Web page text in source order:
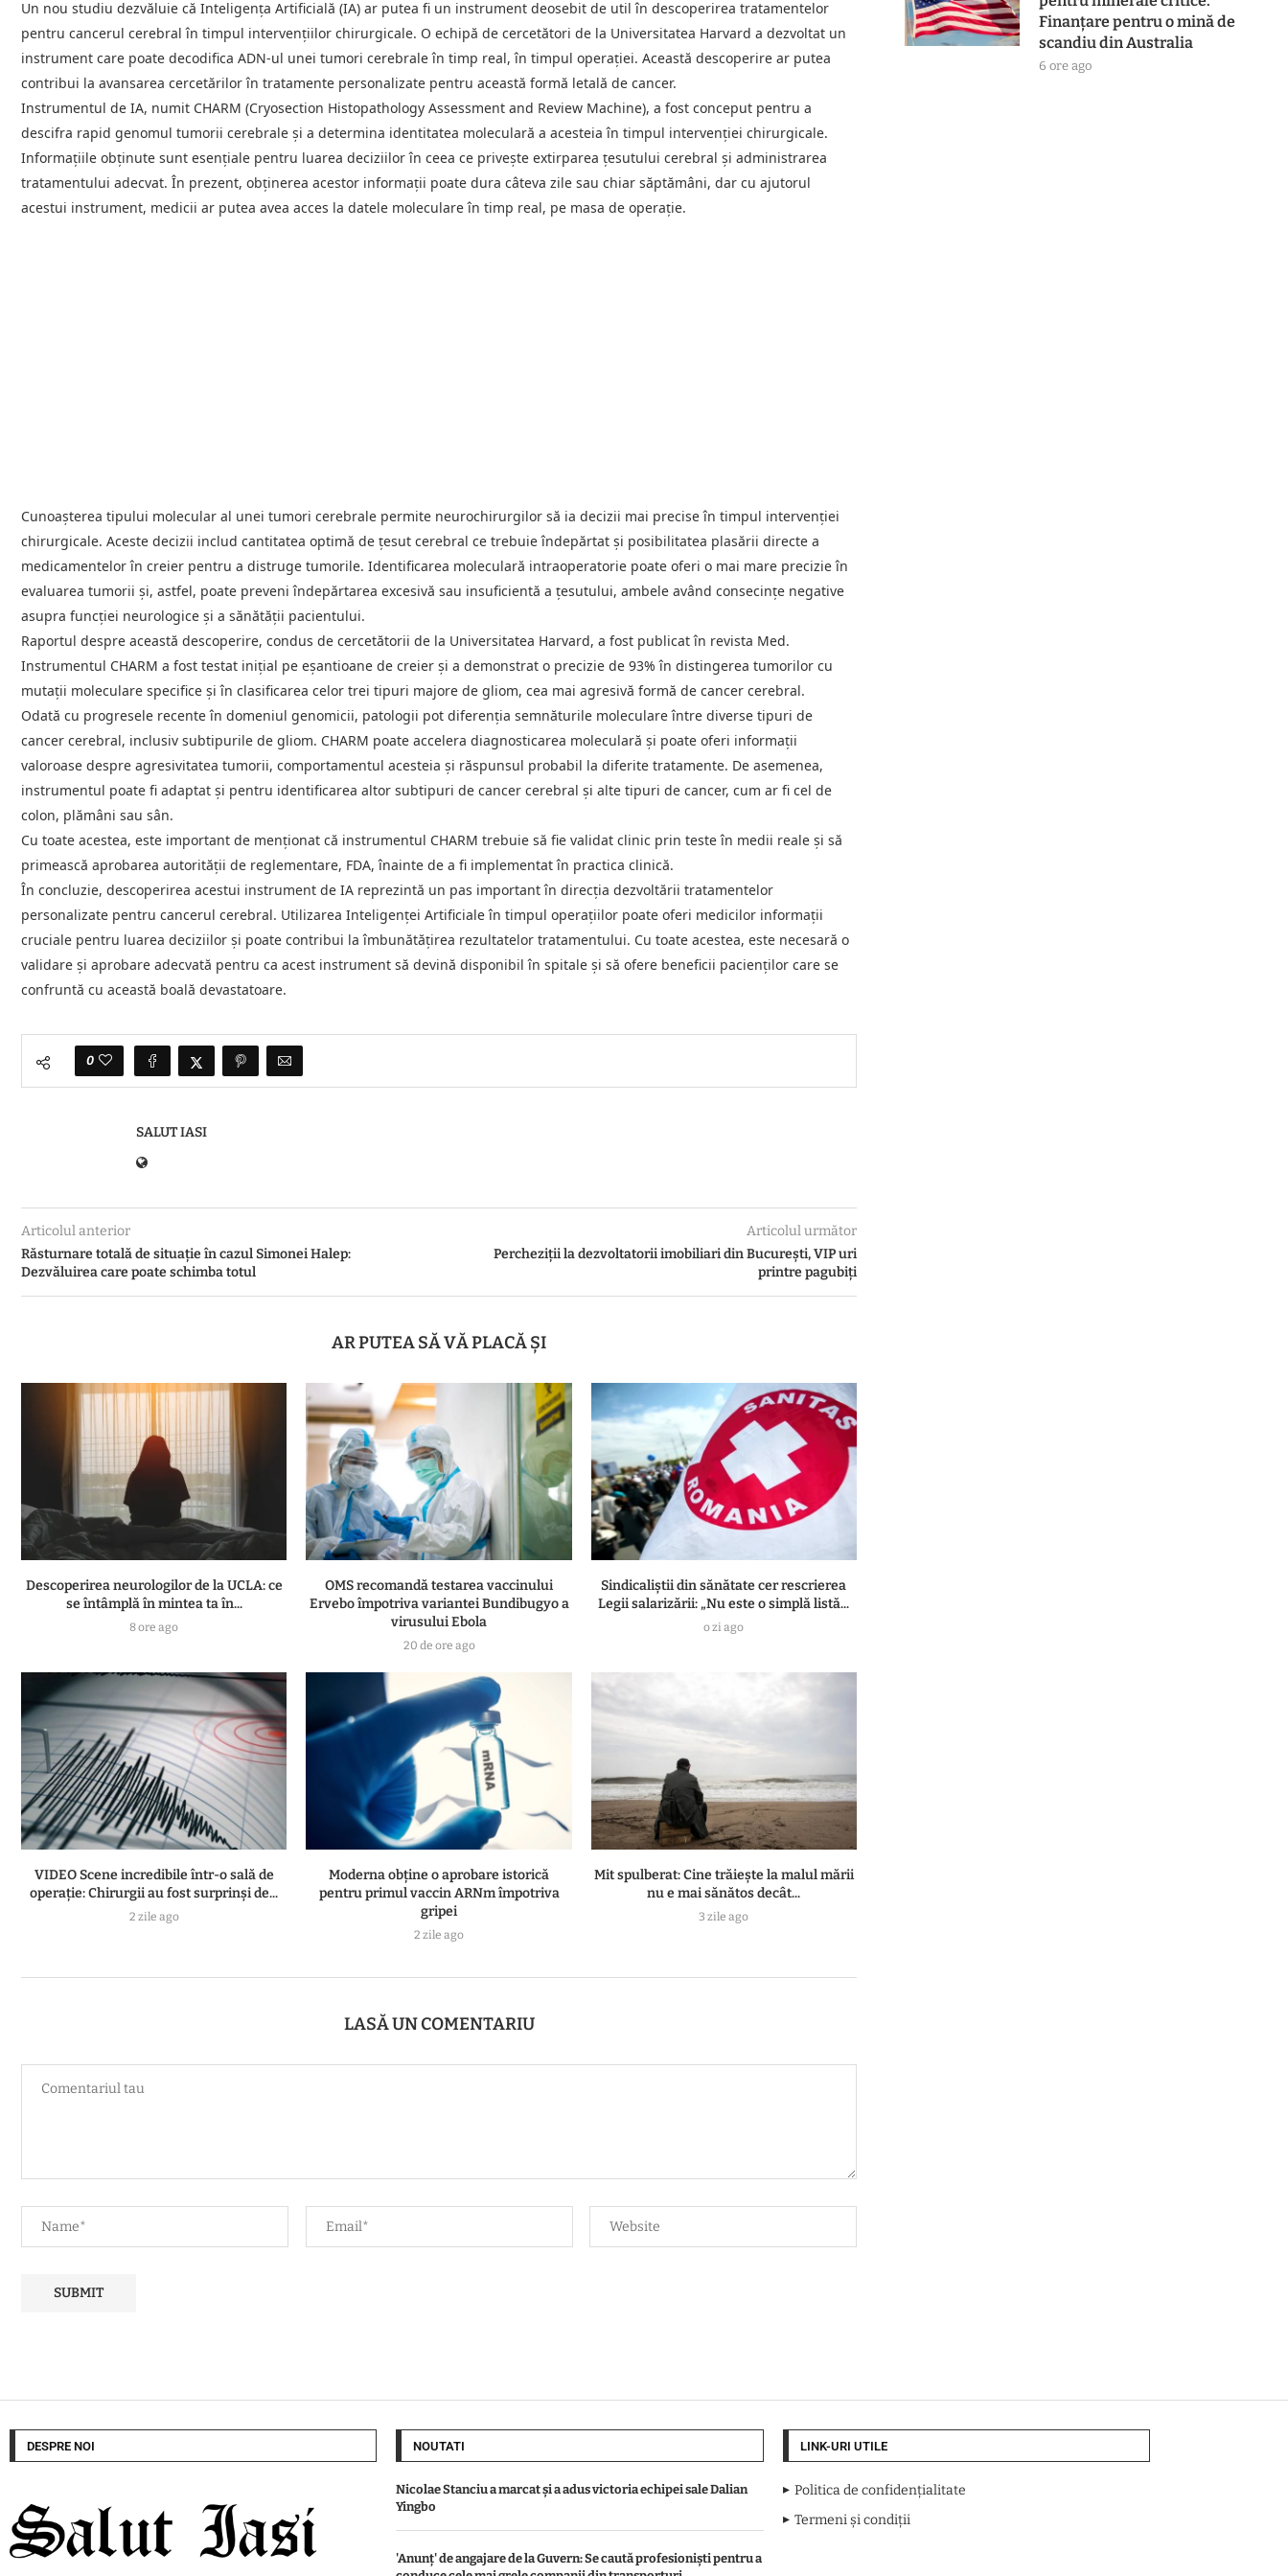
Un nou studiu dezvăluie că Inteligența Artificială (IA) ar putea fi un instrument deosebit de util în descoperirea tratamentelor
pentru cancerul cerebral în timpul intervențiilor chirurgicale. O echipă de cercetători de la Universitatea Harvard a dezvoltat un
instrument care poate decodifica ADN-ul unei tumori cerebrale în timp real, în timpul operației. Această descoperire ar putea
contribui la avansarea cercetărilor în tratamente personalizate pentru această formă letală de cancer.
Instrumentul de IA, numit CHARM (Cryosection Histopathology Assessment and Review Machine), a fost conceput pentru a
descifra rapid genomul tumorii cerebrale și a determina identitatea moleculară a acesteia în timpul intervenției chirurgicale.
Informațiile obținute sunt esențiale pentru luarea deciziilor în ceea ce privește extirparea țesutului cerebral și administrarea
tratamentului adecvat. În prezent, obținerea acestor informații poate dura câteva zile sau chiar săptămâni, dar cu ajutorul
acestui instrument, medicii ar putea avea acces la datele moleculare în timp real, pe masa de operație.
Cunoașterea tipului molecular al unei tumori cerebrale permite neurochirurgilor să ia decizii mai precise în timpul intervenției
chirurgicale. Aceste decizii includ cantitatea optimă de țesut cerebral ce trebuie îndepărtat și posibilitatea plasării directe a
medicamentelor în creier pentru a distruge tumorile. Identificarea moleculară intraoperatorie poate oferi o mai mare precizie în
evaluarea tumorii și, astfel, poate preveni îndepărtarea excesivă sau insuficientă a țesutului, ambele având consecințe negative
asupra funcției neurologice și a sănătății pacientului.
Raportul despre această descoperire, condus de cercetătorii de la Universitatea Harvard, a fost publicat în revista Med.
Instrumentul CHARM a fost testat inițial pe eșantioane de creier și a demonstrat o precizie de 93% în distingerea tumorilor cu
mutații moleculare specifice și în clasificarea celor trei tipuri majore de gliom, cea mai agresivă formă de cancer cerebral.
Odată cu progresele recente în domeniul genomicii, patologii pot diferenția semnăturile moleculare între diverse tipuri de
cancer cerebral, inclusiv subtipurile de gliom. CHARM poate accelera diagnosticarea moleculară și poate oferi informații
valoroase despre agresivitatea tumorii, comportamentul acesteia și răspunsul probabil la diferite tratamente. De asemenea,
instrumentul poate fi adaptat și pentru identificarea altor subtipuri de cancer cerebral și alte tipuri de cancer, cum ar fi cel de
colon, plămâni sau sân.
Cu toate acestea, este important de menționat că instrumentul CHARM trebuie să fie validat clinic prin teste în medii reale și să
primească aprobarea autorității de reglementare, FDA, înainte de a fi implementat în practica clinică.
În concluzie, descoperirea acestui instrument de IA reprezintă un pas important în direcția dezvoltării tratamentelor
personalizate pentru cancerul cerebral. Utilizarea Inteligenței Artificiale în timpul operațiilor poate oferi medicilor informații
cruciale pentru luarea deciziilor și poate contribui la îmbunătățirea rezultatelor tratamentului. Cu toate acestea, este necesară o
validare și aprobare adecvată pentru ca acest instrument să devină disponibil în spitale și să ofere beneficii pacienților care se
confruntă cu această boală devastatoare.
0
SALUT IASI
Articolul anterior
Răsturnare totală de situație în cazul Simonei Halep:
Dezvăluirea care poate schimba totul
Articolul următor
Percheziții la dezvoltatorii imobiliari din București, VIP uri
printre pagubiți
AR PUTEA SĂ VĂ PLACĂ ȘI
Descoperirea neurologilor de la UCLA: ce
se întâmplă în mintea ta în...
8 ore ago
OMS recomandă testarea vaccinului
Ervebo împotriva variantei Bundibugyo a
virusului Ebola
20 de ore ago
Sindicaliștii din sănătate cer rescrierea
Legii salarizării: „Nu este o simplă listă...
o zi ago
VIDEO Scene incredibile într-o sală de
operație: Chirurgii au fost surprinși de...
2 zile ago
Moderna obține o aprobare istorică
pentru primul vaccin ARNm împotriva
gripei
2 zile ago
Mit spulberat: Cine trăiește la malul mării
nu e mai sănătos decât...
3 zile ago
LASĂ UN COMENTARIU
Finanțare pentru o mină de
scandiu din Australia
6 ore ago
DESPRE NOI NOUTATI
Nicolae Stanciu a marcat și a adus victoria echipei sale Dalian
Yingbo
'Anunț' de angajare de la Guvern: Se caută profesioniști pentru a
LINK-URI UTILE
Politica de confidențialitate
Termeni și condiții